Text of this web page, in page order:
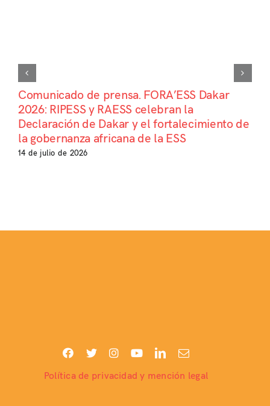
Comunicado de prensa. FORA’ESS Dakar
2026: RIPESS y RAESS celebran la
Declaración de Dakar y el fortalecimiento de
la gobernanza africana de la ESS
14 de julio de 2026
Política de privacidad y mención legal